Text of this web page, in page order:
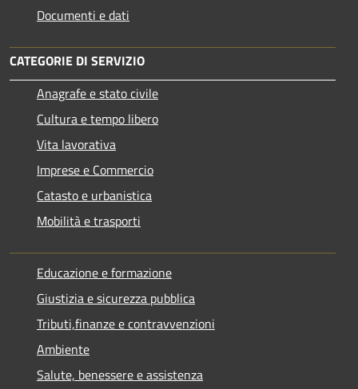
Documenti e dati
CATEGORIE DI SERVIZIO
Anagrafe e stato civile
Cultura e tempo libero
Vita lavorativa
Imprese e Commercio
Catasto e urbanistica
Mobilità e trasporti
Educazione e formazione
Giustizia e sicurezza pubblica
Tributi,finanze e contravvenzioni
Ambiente
Salute, benessere e assistenza